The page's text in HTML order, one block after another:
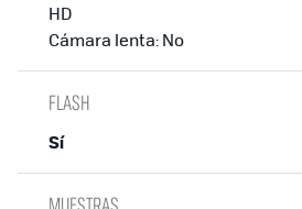
HD
Cámara lenta: No
FLASH
Sí